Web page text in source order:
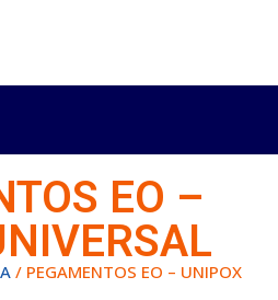
EO –
/ PEGAMENTOS EO – UNIPOX